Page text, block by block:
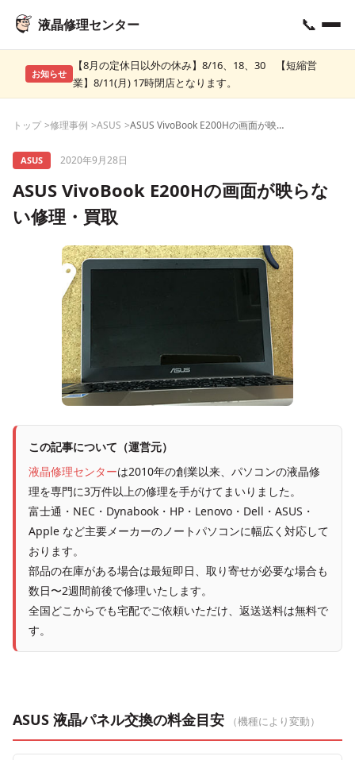
液晶修理センター 📞
お知らせ
【8月の定休日以外の休み】8/16、18、30 【短縮営
業】8/11(月) 17時閉店となります。
トップ 修理事例 ASUS ASUS VivoBook E200Hの画面が映らない修理・買取
ASUS 2020年9月28日
ASUS VivoBook E200Hの画面が映らな
い修理・買取
この記事について（運営元）
液晶修理センターは2010年の創業以来、パソコンの液晶修
理を専門に3万件以上の修理を手がけてまいりました。
富士通・NEC・Dynabook・HP・Lenovo・Dell・ASUS・
Apple など主要メーカーのノートパソコンに幅広く対応して
おります。
部品の在庫がある場合は最短即日、取り寄せが必要な場合も
数日〜2週間前後で修理いたします。
全国どこからでも宅配でご依頼いただけ、返送送料は無料で
す。
ASUS 液晶パネル交換の料金目安 （機種により変動）